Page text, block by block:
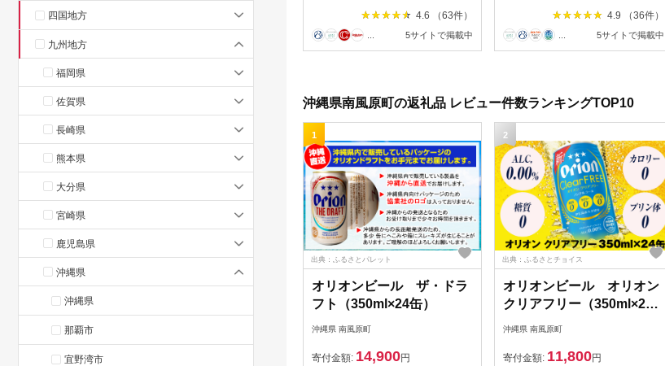
四国地方
九州地方
福岡県
佐賀県
長崎県
熊本県
大分県
宮崎県
鹿児島県
沖縄県
沖縄県
那覇市
宜野湾市
4.6 （63件）
5サイトで掲載中
4.9 （36件）
5サイトで掲載中
沖縄県南風原町の返礼品 レビュー件数ランキングTOP10
1
出典：ふるさとパレット
オリオンビール ザ・ドラ
フト（350ml×24缶）
沖縄県 南風原町
寄付金額: 14,900円
2
出典：ふるさとチョイス
オリオンビール オリオン
クリアフリー（350ml×24
缶）ノンアルコールビール
沖縄県 南風原町
寄付金額: 11,800円